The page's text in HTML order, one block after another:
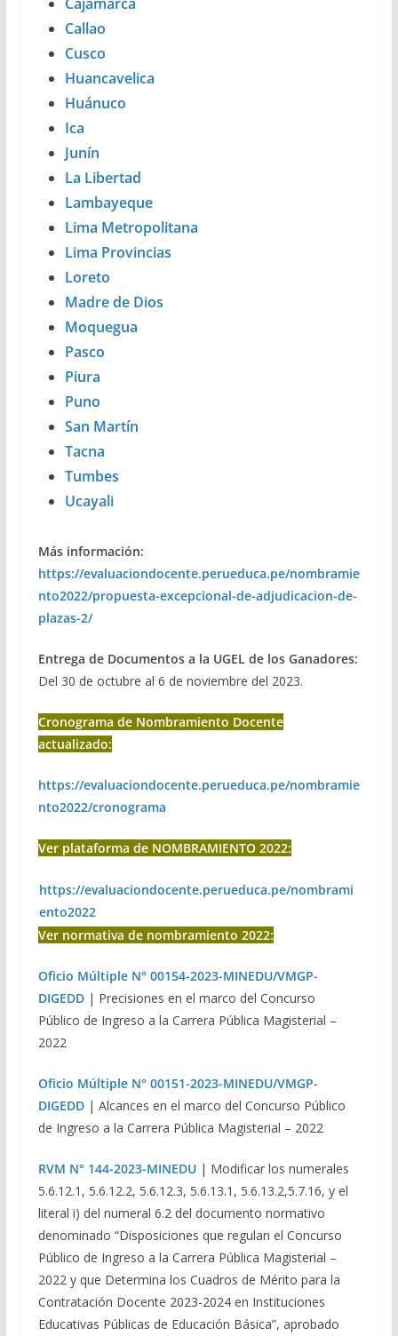
Callao
Cusco
Huancavelica
Huánuco
Ica
Junín
La Libertad
Lambayeque
Lima Metropolitana
Lima Provincias
Loreto
Madre de Dios
Moquegua
Pasco
Piura
Puno
San Martín
Tacna
Tumbes
Ucayali
Más información:
https://evaluaciondocente.perueduca.pe/nombramie
nto2022/propuesta-excepcional-de-adjudicacion-de-
plazas-2/
Entrega de Documentos a la UGEL de los Ganadores:
Del 30 de octubre al 6 de noviembre del 2023.
Cronograma de Nombramiento Docente
actualizado:
https://evaluaciondocente.perueduca.pe/nombramie
nto2022/cronograma
Ver plataforma de NOMBRAMIENTO 2022:
https://evaluaciondocente.perueduca.pe/nombrami
ento2022
Ver normativa de nombramiento 2022:
Oficio Múltiple N° 00154-2023-MINEDU/VMGP-
DIGEDD| Precisiones en el marco del Concurso
Público de Ingreso a la Carrera Pública Magisterial –
2022
Oficio Múltiple N° 00151-2023-MINEDU/VMGP-
DIGEDD| Alcances en el marco del Concurso Público
de Ingreso a la Carrera Pública Magisterial – 2022
RVM N° 144-2023-MINEDU| Modificar los numerales
5.6.12.1, 5.6.12.2, 5.6.12.3, 5.6.13.1, 5.6.13.2,5.7.16, y el
literal i) del numeral 6.2 del documento normativo
denominado “Disposiciones que regulan el Concurso
Público de Ingreso a la Carrera Pública Magisterial –
2022 y que Determina los Cuadros de Mérito para la
Contratación Docente 2023-2024 en Instituciones
Educativas Públicas de Educación Básica”, aprobado